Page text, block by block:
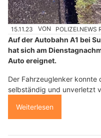
15.11.23 VON POLIZEI.NEWS
Auf der Autobahn A1 bei
hat sich am
Auto ereignet.
Der Fahrzeuglenker konnte
selbständig und unverletzt
Weiterlesen